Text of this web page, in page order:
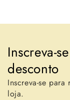
Inscreva-
desconto
Inscreva-se
loja.